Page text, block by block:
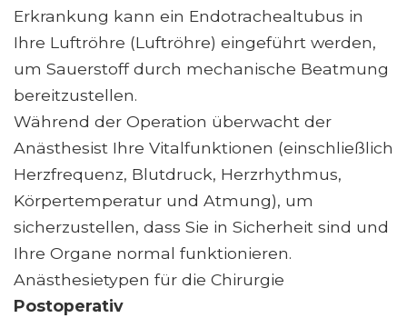
Erkrankung kann ein Endotrachealtubus in
Ihre Luftröhre (Luftröhre) eingeführt werden,
um Sauerstoff durch mechanische Beatmung
bereitzustellen.
Während der Operation überwacht der
Anästhesist Ihre Vitalfunktionen (einschließlich
Herzfrequenz, Blutdruck, Herzrhythmus,
Körpertemperatur und Atmung), um
sicherzustellen, dass Sie in Sicherheit sind und
Ihre Organe normal funktionieren.
Anästhesietypen für die Chirurgie
Postoperativ